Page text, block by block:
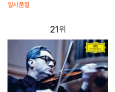
일시품절
21